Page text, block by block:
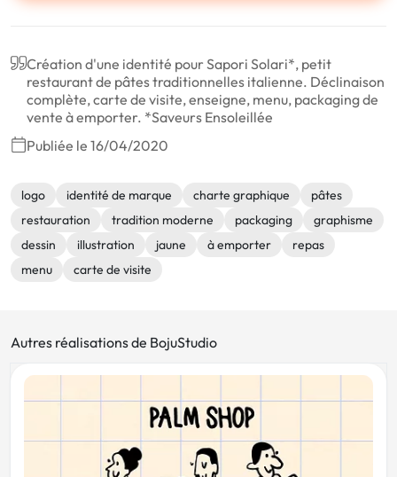
Création d'une identité pour Sapori Solari*, petit
restaurant de pâtes traditionnelles italienne. Déclinaison
complète, carte de visite, enseigne, menu, packaging de
vente à emporter. *Saveurs Ensoleillée
Publiée le 16/04/2020
logo identité de marque charte graphique
pâtes
restauration
tradition moderne packaging
graphisme
dessin
illustration jaune à emporter
repas
menu
carte de visite
Autres réalisations de BojuStudio